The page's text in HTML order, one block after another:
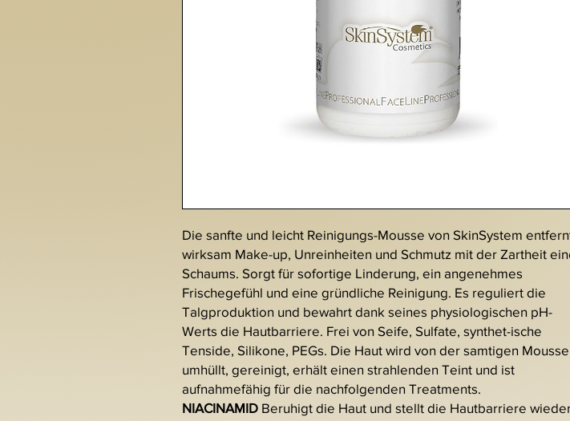
Die sanfte und leicht Reinigungs-Mousse von SkinSystem
wirksam Make-up, Unreinheiten und Schmutz mit der Zartheit
Schaums. Sorgt für sofortige Linderung, ein angenehmes
Frischegefühl und eine gründliche Reinigung. Es reguliert die
Talgproduktion und bewahrt dank seines physiologischen pH-
Werts die Hautbarriere. Frei von Seife, Sulfate, synthet-ische
Tenside, Silikone, PEGs. Die Haut wird von der samtigen Mousse
umhüllt, gereinigt, erhält einen strahlenden Teint und ist
aufnahmefähig für die nachfolgenden Treatments.
NIACINAMID Beruhigt die Haut und stellt die Hautbarriere